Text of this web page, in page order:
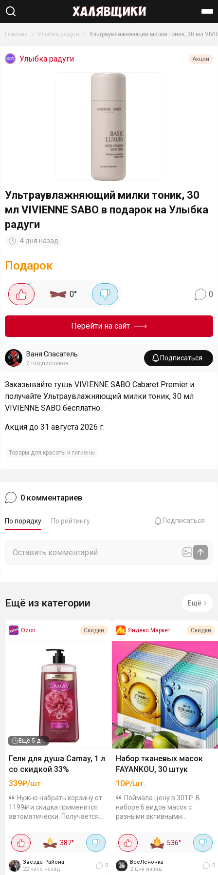
Найти
Главная Улыбка радуги Ультраувлажняющий милки тоник, 30 мл
Улыбка радуги Акции
Ультраувлажняющий милки тоник, 30
мл VIVIENNE SABO в подарок на Улыбка
радуги
4 дня назад
Подарок
0° 0
Перейти на сайт
Ваня Спасатель
7 подписчиков
Подписаться
Заказывайте тушь VIVIENNE SABO Cabaret Premier и
получайте Ультраувлажняющий милки тоник, 30 мл
VIVIENNE SABO бесплатно.
Акция до 31 августа 2026 г.
Товары для красоты и гигиены
0 комментариев
По порядку По рейтингу Подписаться
Ещё из категории Ещё
Ozon Скидки
Ещё 5 дн.
Гели для душа Camay, 1 л
со скидкой 33%
339₽/шт
Нужно набрать корзину от
1199₽ и скидка применится
автоматически. Получается
акцииПродлится до 12
августа.
387°
Звезда-Района
22 часа назад
0
Яндекс Маркет Скидки
Набор тканевых масок
FAYANKOU, 30 штук
10₽/шт.
Поймала цену в 301₽. В
наборе 6 видов масок с
разными активными
любого типа кож - с
витамином С для тонуса и
сияния- с коллагеном для...
536°
ВсеЛеночка
2 дня назад
0